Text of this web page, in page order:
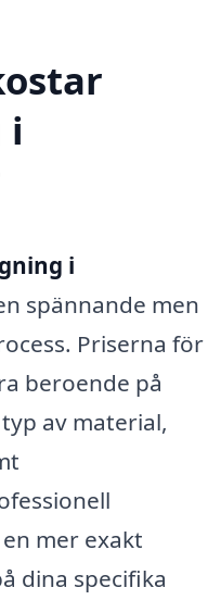
i
i
spännande men
Priserna för
beroende på
av material,
mer exakt
dina specifika